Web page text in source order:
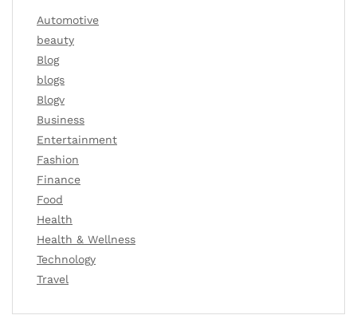
Automotive
beauty
Blog
blogs
Blogv
Business
Entertainment
Fashion
Finance
Food
Health
Health & Wellness
Technology
Travel